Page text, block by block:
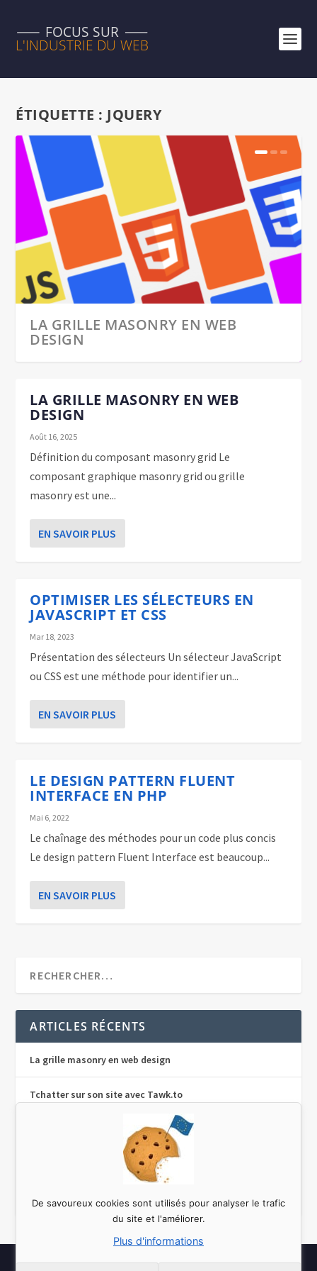
ÉTIQUETTE : JQUERY
LA GRILLE MASONRY EN WEB
DESIGN
OPTIMISER LES SÉLECTEURS EN
JAVASCRIPT ET CSS
LE DESIGN PATTERN FLUENT
INTERFACE EN PHP
LA GRILLE MASONRY EN WEB
DESIGN
Août 16, 2025
Définition du composant masonry grid Le
composant graphique masonry grid ou grille
masonry est une...
EN SAVOIR PLUS
OPTIMISER LES SÉLECTEURS EN
JAVASCRIPT ET CSS
Mar 18, 2023
Présentation des sélecteurs Un sélecteur JavaScript
ou CSS est une méthode pour identifier un...
EN SAVOIR PLUS
LE DESIGN PATTERN FLUENT
INTERFACE EN PHP
Mai 6, 2022
Le chaînage des méthodes pour un code plus concis
Le design pattern Fluent Interface est beaucoup...
EN SAVOIR PLUS
ARTICLES RÉCENTS
La grille masonry en web design
Tchatter sur son site avec Tawk.to
Traduire un plugin sur WordPress avec Poedit
Le design pattern Singleton en php
Le concept de responsive web design
Conçu parjagullo.fr| Propulsé parWordPress
De savoureux cookies sont utilisés pour analyser le trafic
du site et l'améliorer.
Plus d'informations